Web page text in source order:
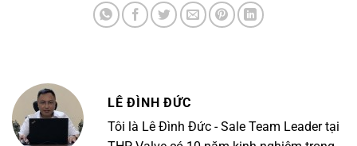
LÊ ĐÌNH ĐỨC
Tôi là Lê Đình Đức - Sale Team Leader tại